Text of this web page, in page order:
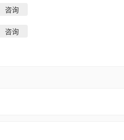
咨询
咨询